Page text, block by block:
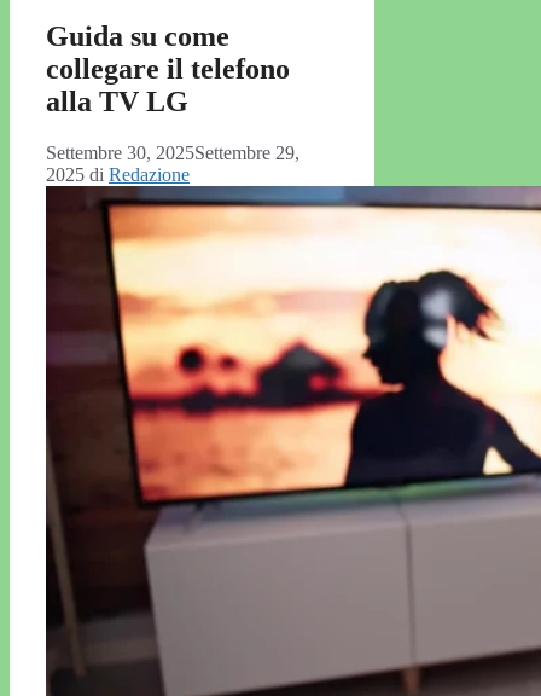
Guida su come
collegare il telefono
alla TV LG
Settembre 30, 2025Settembre 29,
2025 di Redazione